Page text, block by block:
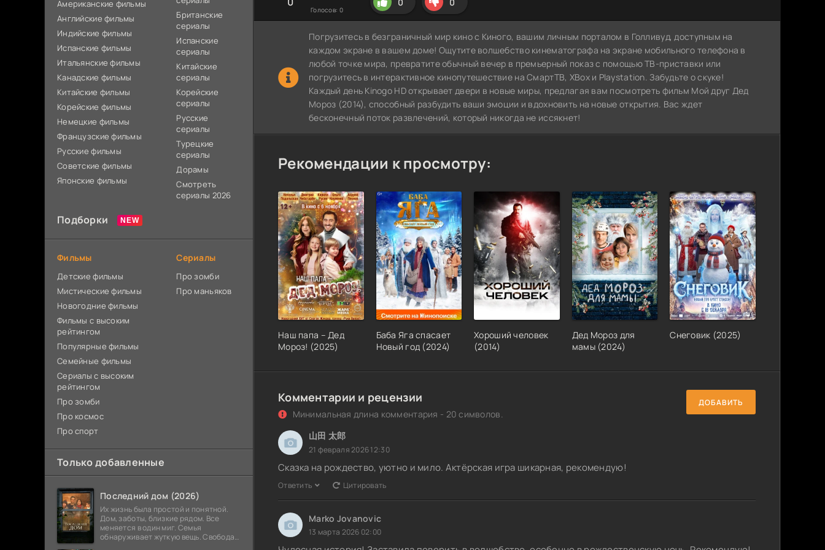
Голосов: 0
Погрузитесь в безграничный мир кино с Киного, вашим личным порталом в Голливуд, доступным на
каждом экране в вашем доме! Ощутите волшебство кинематографа на экране мобильного телефона в
любой точке мира, превратите обычный вечер в премьерный показ с помощью ТВ-приставки или
погрузитесь в интерактивное кинопутешествие на СмартТВ, XBox и Playstation. Забудьте о скуке!
Каждый день Kinogo HD открывает двери в новые миры, предлагая вам посмотреть фильм Мой друг Дед
Мороз (2014), способный разбудить ваши эмоции и вдохновить на новые открытия. Вас ждет
бесконечный поток развлечений, который никогда не иссякнет!
Рекомендации к просмотру:
Наш папа – Дед
Мороз! (2025)
Баба Яга спасает
Новый год (2024)
Хороший человек
(2014)
Дед Мороз для
мамы (2024)
Снеговик (2025)
Комментарии и рецензии
Минимальная длина комментария - 20 символов.
ДОБАВИТЬ
山田 太郎
21 февраля 2026 12:30
Сказка на рождество, уютно и мило. Актёрская игра шикарная, рекомендую!
Ответить Цитировать
Marko Jovanovic
13 марта 2026 02:00
Американские фильмы
Английские фильмы
Индийские фильмы
Испанские фильмы
Итальянские фильмы
Канадские фильмы
Китайские фильмы
Корейские фильмы
Немецкие фильмы
Французские фильмы
Русские фильмы
Советские фильмы
Японские фильмы
Британские
сериалы
Испанские
сериалы
Китайские
сериалы
Корейские
сериалы
Русские
сериалы
Турецкие
сериалы
Дорамы
Смотреть
сериалы 2026
Подборки
Фильмы
Детские фильмы
Мистические фильмы
Новогодние фильмы
Фильмы с высоким
рейтингом
Популярные фильмы
Семейные фильмы
Сериалы с высоким
рейтингом
Про зомби
Про космос
Про спорт
Сериалы
Про зомби
Про маньяков
Только добавленные
Последний дом (2026)
Их жизнь была простой и понятной.
Дом, заботы, близкие рядом. Все
меняется в один миг. Семья
обнаруживает жуткую вещь. Свобода